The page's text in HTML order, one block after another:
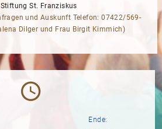
St. Franziskus
und Auskunft Telefon: 07422/569-
Dilger und Frau Birgit Kimmich)
Ende: